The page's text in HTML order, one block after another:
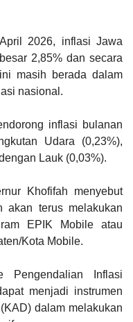
2026, inflasi Jawa
2,85% dan secara
masih berada dalam
nasional.
inflasi bulanan
Udara (0,23%),
Lauk (0,03%).
Khofifah menyebut
akan terus melakukan
EPIK Mobile atau
Kota Mobile.
Pengendalian Inflasi
menjadi instrumen
dalam melakukan